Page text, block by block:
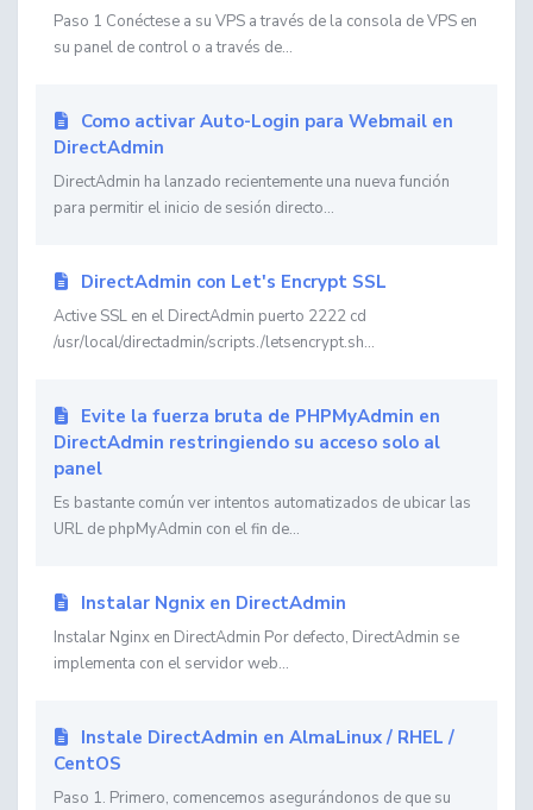
Paso 1 Conéctese a su VPS a través de la consola de VPS en
su panel de control o a través de...
Como activar Auto-Login para Webmail en
DirectAdmin
DirectAdmin ha lanzado recientemente una nueva función
para permitir el inicio de sesión directo...
DirectAdmin con Let's Encrypt SSL
Active SSL en el DirectAdmin puerto 2222 cd
/usr/local/directadmin/scripts./letsencrypt.sh...
Evite la fuerza bruta de PHPMyAdmin en
DirectAdmin restringiendo su acceso solo al
panel
Es bastante común ver intentos automatizados de ubicar las
URL de phpMyAdmin con el fin de...
Instalar Ngnix en DirectAdmin
Instalar Nginx en DirectAdmin Por defecto, DirectAdmin se
implementa con el servidor web...
Instale DirectAdmin en AlmaLinux / RHEL /
CentOS
Paso 1. Primero, comencemos asegurándonos de que su